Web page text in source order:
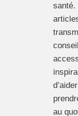
santé.
au